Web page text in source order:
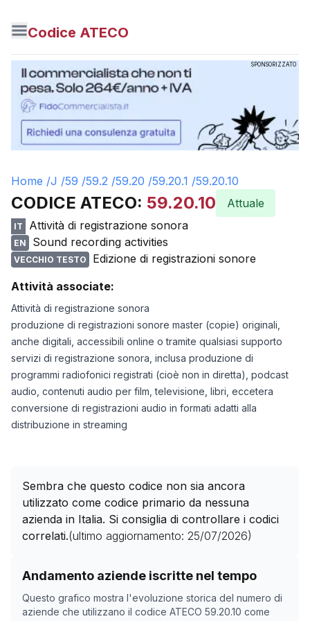
Codice ATECO
SPONSORIZZATO
Home /J /59 /59.2 /59.20 /59.20.1 /59.20.10
CODICE ATECO: 59.20.10 Attuale
IT Attività di registrazione sonora
EN Sound recording activities
VECCHIO TESTO
Edizione di registrazioni sonore
Attività associate:
Attività di registrazione sonora
produzione di registrazioni sonore master (copie) originali,
anche digitali, accessibili online o tramite qualsiasi supporto
servizi di registrazione sonora, inclusa produzione di
programmi radiofonici registrati (cioè non in diretta), podcast
audio, contenuti audio per film, televisione, libri, eccetera
conversione di registrazioni audio in formati adatti alla
distribuzione in streaming
Sembra che questo codice non sia ancora
utilizzato come codice primario da nessuna
azienda in Italia. Si consiglia di controllare i codici
correlati.(ultimo aggiornamento: 25/07/2026)
Andamento aziende iscritte nel tempo
Questo grafico mostra l'evoluzione storica del numero di
aziende che utilizzano il codice ATECO 59.20.10 come
Storico numero di aziende con codice ATECO
Data rilevazione
22/04/2025
0